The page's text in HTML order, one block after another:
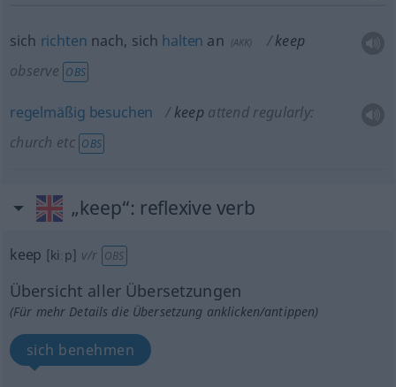
sich richten nach, sich halten an (AKK)
keep
observe OBS
regelmäßig besuchen keep attend regularly:
church etc OBS
„keep“: reflexive verb
keep [kiːp] v/r OBS
Übersicht aller Übersetzungen
(Für mehr Details die Übersetzung anklicken/antippen)
sich benehmen